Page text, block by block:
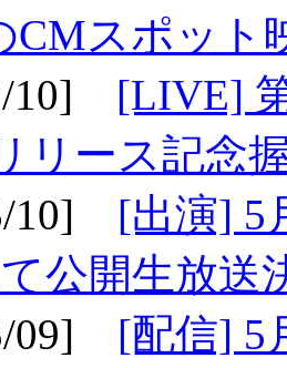
CMスポット
10] [LIVE]
リース記念
10] [出演] 5
公開生放送
09] [配信] 5